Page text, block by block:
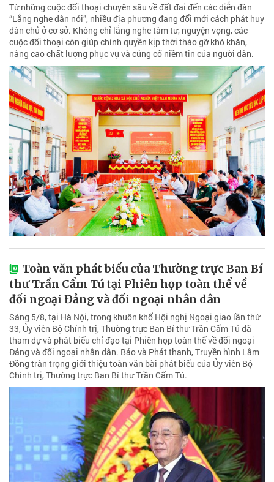
Từ những cuộc đối thoại chuyên sâu về đất đai đến các diễn đàn
“Lắng nghe dân nói”, nhiều địa phương đang đổi mới cách phát huy
dân chủ ở cơ sở. Không chỉ lắng nghe tâm tư, nguyện vọng, các
cuộc đối thoại còn giúp chính quyền kịp thời tháo gỡ khó khăn,
nâng cao chất lượng phục vụ và củng cố niềm tin của người dân.
Toàn văn phát biểu của Thường trực Ban Bí
thư Trần Cẩm Tú tại Phiên họp toàn thể về
đối ngoại Đảng và đối ngoại nhân dân
Sáng 5/8, tại Hà Nội, trong khuôn khổ Hội nghị Ngoại giao lần thứ
33, Ủy viên Bộ Chính trị, Thường trực Ban Bí thư Trần Cẩm Tú đã
tham dự và phát biểu chỉ đạo tại Phiên họp toàn thể về đối ngoại
Đảng và đối ngoại nhân dân. Báo và Phát thanh, Truyền hình Lâm
Đồng trân trọng giới thiệu toàn văn bài phát biểu của Ủy viên Bộ
Chính trị, Thường trực Ban Bí thư Trần Cẩm Tú.